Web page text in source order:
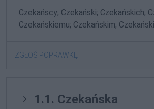
Czekańscy; Czekański; Czekańskich;
Czekańskiemu; Czekańskim;
ZGŁOŚ POPRAWKĘ
1.1. Czekańska